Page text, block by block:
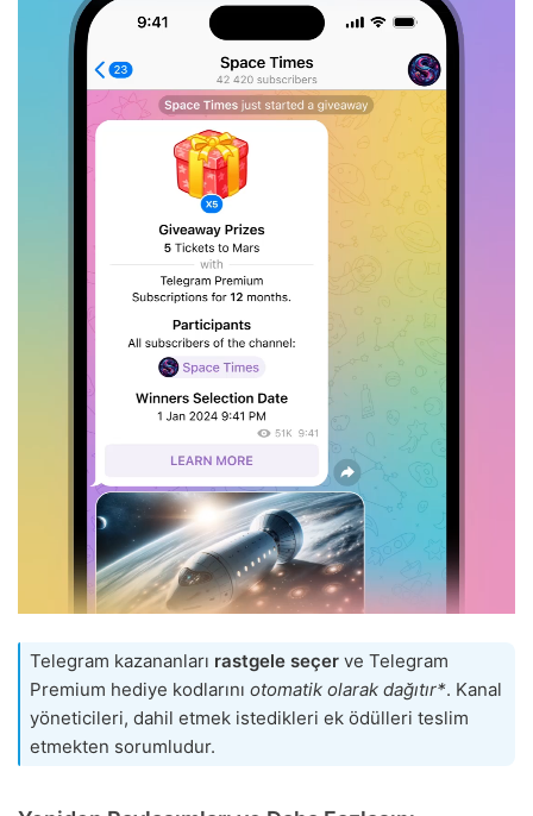
Telegram kazananları rastgele seçer ve Telegram
Premium hediye kodlarını otomatik olarak dağıtır*. Kanal
yöneticileri, dahil etmek istedikleri ek ödülleri teslim
etmekten sorumludur.